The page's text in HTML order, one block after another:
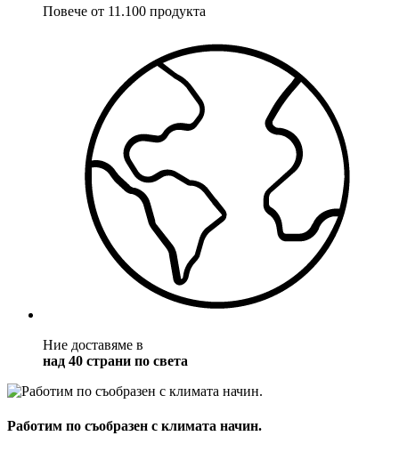
Повече от 11.100 продукта
Ние доставяме в
над 40 страни по света
Работим по съобразен с климата начин.